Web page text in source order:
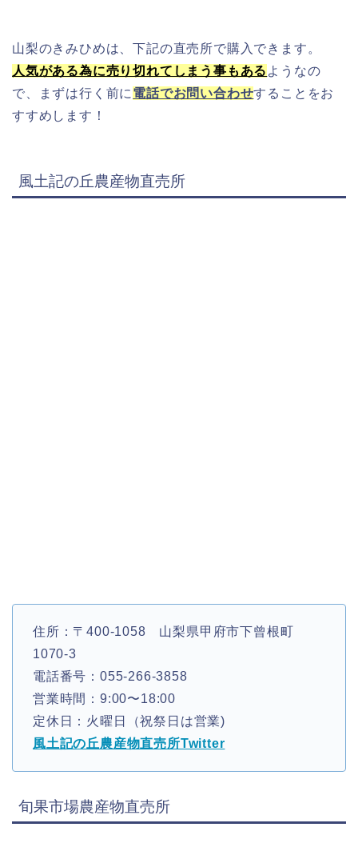
山梨のきみひめは、下記の直売所で購入できます。
人気がある為に売り切れてしまう事もある ようなの
で、まずは行く前に 電話でお問い合わせすることをお
すすめします！
風土記の丘農産物直売所
住所：〒400-1058 山梨県甲府市下曾根町
1070-3
電話番号：055-266-3858
営業時間：9:00〜18:00
定休日：火曜日（祝祭日は営業)
風土記の丘農産物直売所Twitter
旬果市場農産物直売所